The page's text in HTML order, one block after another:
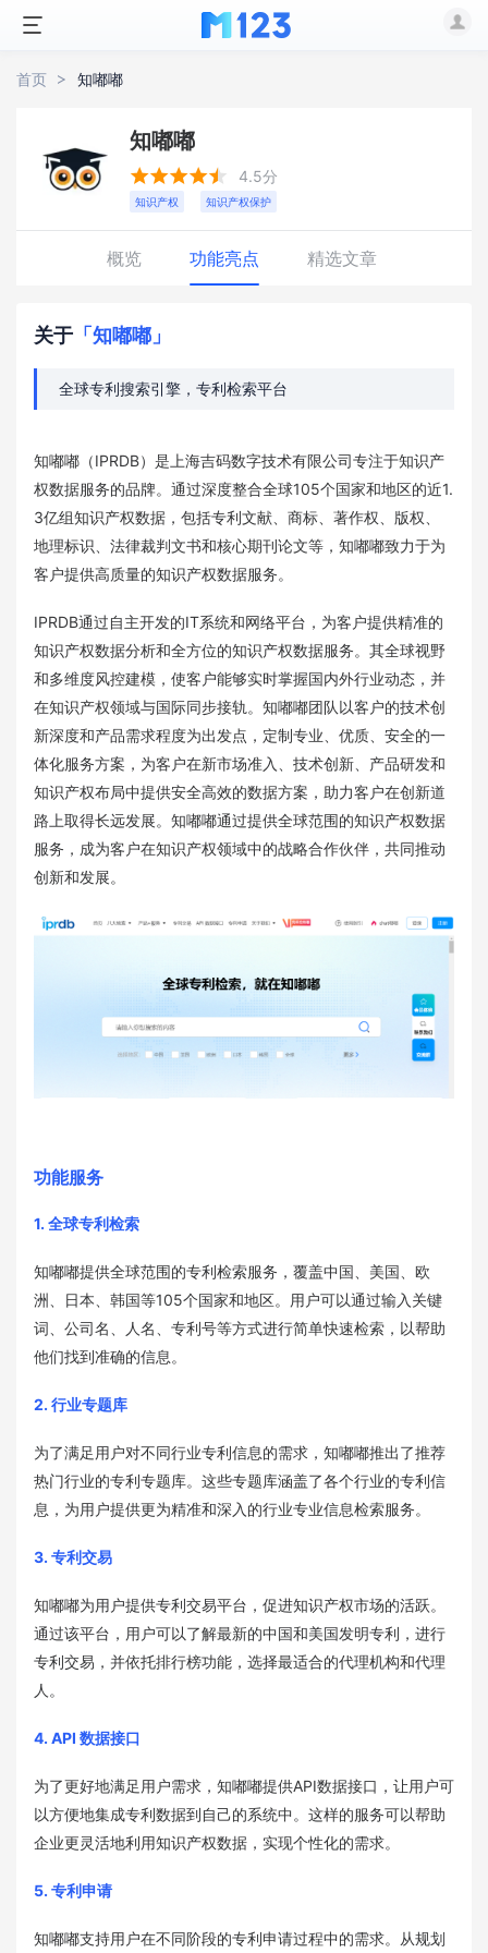
首页 知嘟嘟
知嘟嘟
 4.5分
知识产权 知识产权保护
概览 功能亮点 精选文章
关于 「知嘟嘟」
全球专利搜索引擎，专利检索平台
知嘟嘟（IPRDB）是上海吉码数字技术有限公司专注于知识产
权数据服务的品牌。通过深度整合全球105个国家和地区的近1.
3亿组知识产权数据，包括专利文献、商标、著作权、版权、
地理标识、法律裁判文书和核心期刊论文等，知嘟嘟致力于为
客户提供高质量的知识产权数据服务。
IPRDB通过自主开发的IT系统和网络平台，为客户提供精准的
知识产权数据分析和全方位的知识产权数据服务。其全球视野
和多维度风控建模，使客户能够实时掌握国内外行业动态，并
在知识产权领域与国际同步接轨。知嘟嘟团队以客户的技术创
新深度和产品需求程度为出发点，定制专业、优质、安全的一
体化服务方案，为客户在新市场准入、技术创新、产品研发和
知识产权布局中提供安全高效的数据方案，助力客户在创新道
路上取得长远发展。知嘟嘟通过提供全球范围的知识产权数据
服务，成为客户在知识产权领域中的战略合作伙伴，共同推动
创新和发展。
功能服务
1. 全球专利检索
知嘟嘟提供全球范围的专利检索服务，覆盖中国、美国、欧
洲、日本、韩国等105个国家和地区。用户可以通过输入关键
词、公司名、人名、专利号等方式进行简单快速检索，以帮助
他们找到准确的信息。
2. 行业专题库
为了满足用户对不同行业专利信息的需求，知嘟嘟推出了推荐
热门行业的专利专题库。这些专题库涵盖了各个行业的专利信
息，为用户提供更为精准和深入的行业专业信息检索服务。
3. 专利交易
知嘟嘟为用户提供专利交易平台，促进知识产权市场的活跃。
通过该平台，用户可以了解最新的中国和美国发明专利，进行
专利交易，并依托排行榜功能，选择最适合的代理机构和代理
人。
4. API 数据接口
为了更好地满足用户需求，知嘟嘟提供API数据接口，让用户可
以方便地集成专利数据到自己的系统中。这样的服务可以帮助
企业更灵活地利用知识产权数据，实现个性化的需求。
5. 专利申请
知嘟嘟支持用户在不同阶段的专利申请过程中的需求。从规划